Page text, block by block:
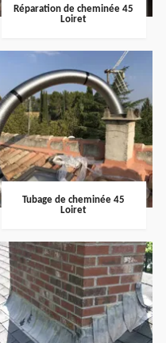
Réparation de cheminée 45
Loiret
Tubage de cheminée 45
Loiret